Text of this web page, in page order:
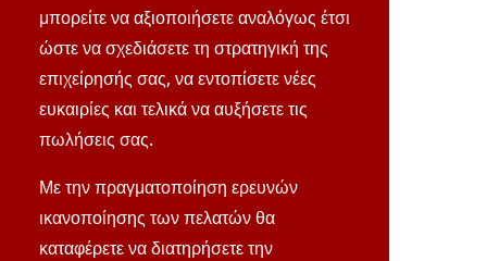
μπορείτε να αξιοποιήσετε αναλόγως έτσι
ώστε να σχεδιάσετε τη στρατηγική της
επιχείρησής σας, να εντοπίσετε νέες
ευκαιρίες και τελικά να αυξήσετε τις
πωλήσεις σας.
Με την πραγματοποίηση ερευνών
ικανοποίησης των πελατών θα
καταφέρετε να διατηρήσετε την